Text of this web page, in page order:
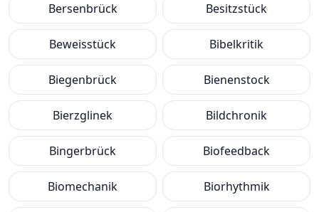
Bersenbrück Besitzstück
Beweisstück Bibelkritik
Biegenbrück Bienenstock
Bierzglinek Bildchronik
Bingerbrück Biofeedback
Biomechanik Biorhythmik